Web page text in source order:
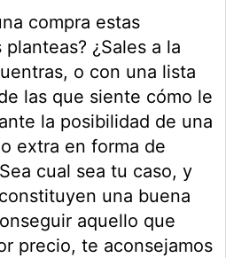
compra estas
¿Sales a la
o con una lista
las que siente cómo le
la posibilidad de una
extra en forma de
cual sea tu caso, y
una buena
aquello que
precio, te aconsejamos